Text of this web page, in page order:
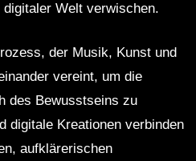
Welt verwischen.
der Musik, Kunst und
vereint, um die
des Bewusstseins zu
digitale Kreationen verbinden
aufklärerischen